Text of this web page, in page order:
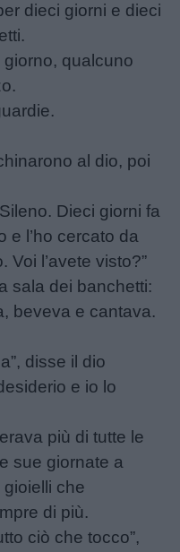
dieci giorni e dieci
giorno, qualcuno
al dio, poi
Dieci giorni fa
e l’ho cercato da
Voi l’avete visto?”
sala dei banchetti:
beveva e cantava.
disse il dio
e io lo
più di tutte le
sue giornate a
gioielli che
di più.
ciò che tocco”,